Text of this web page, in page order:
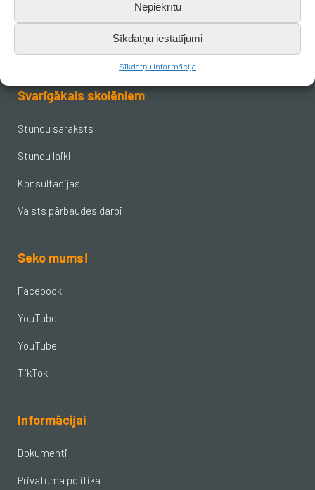
Nepiekrītu
Sīkdatņu iestatījumi
Sīkdatņu informācija
_DEFAULT@40900017625
Ezera iela 6, Brocēni, LV-3851
Svarīgākais skolēniem
Stundu saraksts
Stundu laiki
Konsultācijas
Valsts pārbaudes darbi
Seko mums!
Facebook
YouTube
YouTube
TikTok
Informācijai
Dokumenti
Privātuma politika